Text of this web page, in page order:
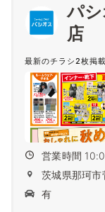
パ
店
最新のチラシ2枚掲載
営業時間
茨城県那珂市
有